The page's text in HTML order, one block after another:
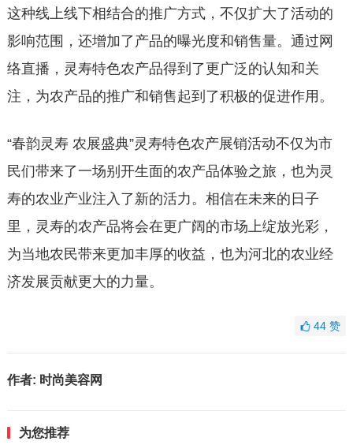
这种线上线下相结合的推广方式，不仅扩大了活动的
影响范围，还增加了产品的曝光度和销售量。通过网
络直播，灵寿特色农产品得到了更广泛的认知和关
注，为农产品的推广和销售起到了积极的促进作用。
“春韵灵寿 农展盛典”灵寿特色农产展销活动不仅为市
民们带来了一场别开生面的农产品体验之旅，也为灵
寿的农业产业注入了新的活力。相信在未来的日子
里，灵寿的农产品将会在更广阔的市场上绽放光彩，
为当地农民带来更加丰厚的收益，也为河北的农业经
济发展贡献更大的力量。
44赞
作者: 时尚美容网
为您推荐